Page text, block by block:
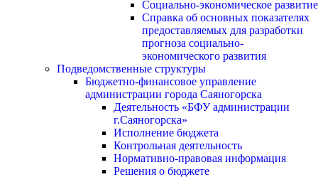
Социально-экономическое развитие
Справка об основных показателях
предоставляемых для разработки
прогноза социально-
экономического развития
Подведомственные структуры
Бюджетно-финансовое управление
администрации города Саяногорска
Деятельность «БФУ администрации
г.Саяногорска»
Исполнение бюджета
Контрольная деятельность
Нормативно-правовая информация
Решения о бюджете